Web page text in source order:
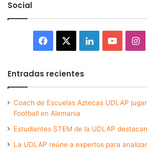
Social
Facebook LinkedIn
Entradas recientes
Coach de Escuelas Aztecas UDLAP
Football en Alemania
Estudiantes STEM de la UDLAP
La UDLAP reúne a expertos para